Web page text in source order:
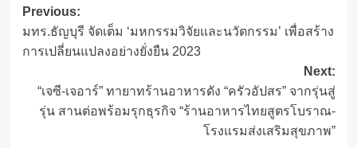
Post
navigation
Previous:
มทร.ธัญบุรี จัดเต็ม ‘มหกรรมวิจัยและนวัตกรรม’ เพื่อสร้าง
การเปลี่ยนแปลงอย่างยั่งยืน 2023
Next:
“เจซี-เจอาร์” ทายาทร้านอาหารดัง “ครัวอัปสร” จากรุ่นสู่
รุ่น สานต่อพร้อมรุกธุรกิจ “ร้านอาหารไทยสูตรโบราณ-
โรงแรมส่งเสริมสุขภาพ”